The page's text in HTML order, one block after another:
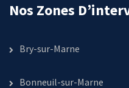
Nos Zones
Bry-sur-Marne
Bonneuil-sur-Marne